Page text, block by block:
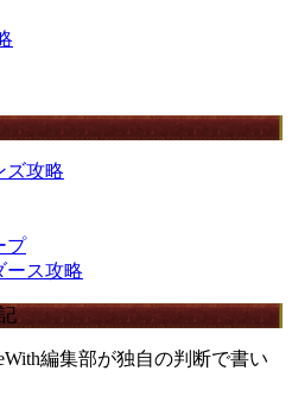
ズ攻略
プ
ース攻略
編集部が独自の判断で書い